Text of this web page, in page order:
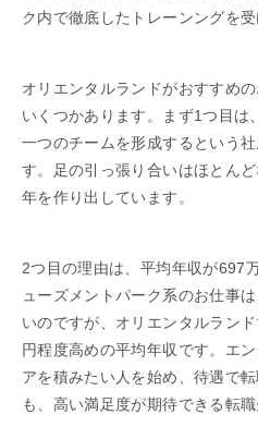
ク内で徹底したトレーンングを受
オリエンタルランドがおすすめ
いくつかあります。まず1つ目は
一つのチームを形成するという
す。足の引っ張り合いはほとん
年を作り出しています。
2つ目の理由は、平均年収が697
ューズメントパーク系のお仕事
いのですが、オリエンタルラン
円程度高めの平均年収です。エ
アを積みたい人を始め、待遇で
も、高い満足度が期待できる転職